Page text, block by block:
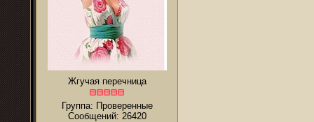
Жгучая перечница
Группа: Проверенные
Сообщений: 26420